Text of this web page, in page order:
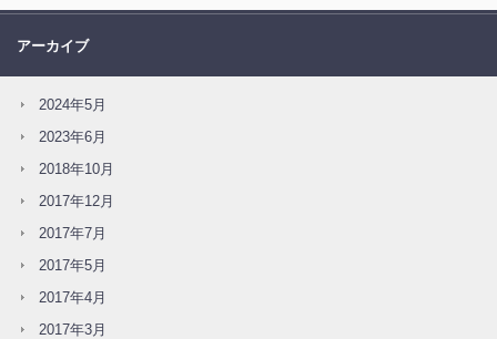
アーカイブ
2024年5月
2023年6月
2018年10月
2017年12月
2017年7月
2017年5月
2017年4月
2017年3月